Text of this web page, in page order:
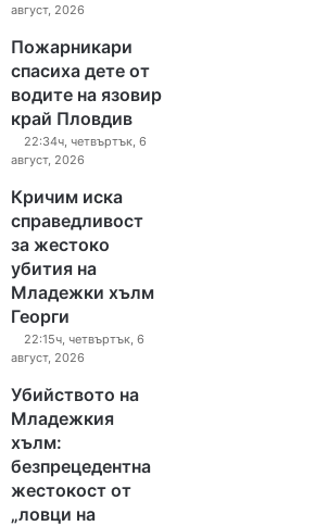
август, 2026
Пожарникари
спасиха дете от
водите на язовир
край Пловдив
22:34ч, четвъртък, 6
август, 2026
Кричим иска
справедливост
за жестоко
убития на
Младежки хълм
Георги
22:15ч, четвъртък, 6
август, 2026
Убийството на
Младежкия
хълм:
безпрецедентна
жестокост от
„ловци на